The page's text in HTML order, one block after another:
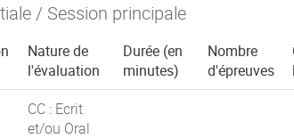
/ Session principale
Nature de
l'évaluation
Durée (en
minutes)
Nombre
d'épreuves
CC : Ecrit
et/ou Oral